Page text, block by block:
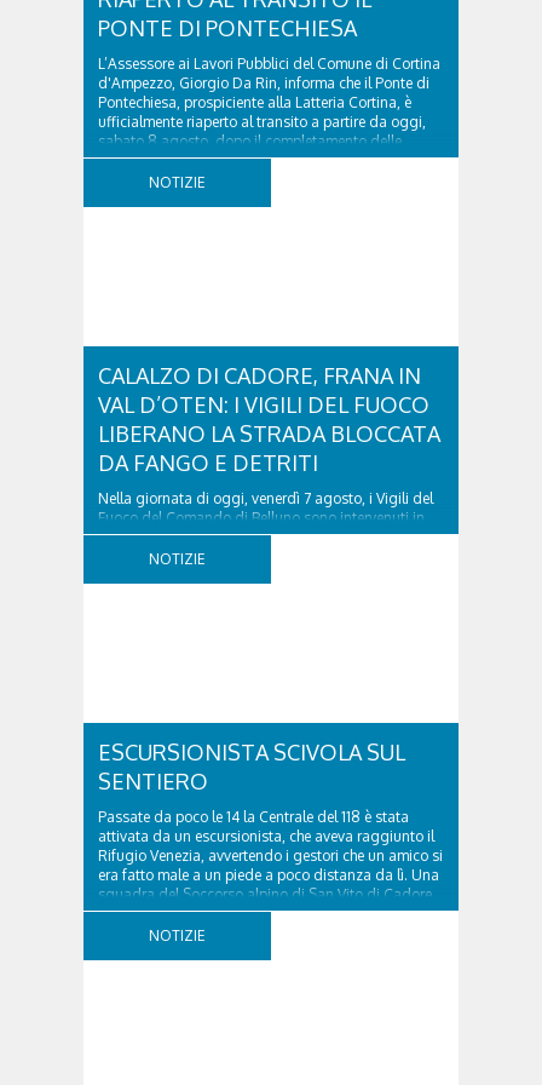
PONTE DI PONTECHIESA
L’Assessore ai Lavori Pubblici del Comune di Cortina
d'Ampezzo, Giorgio Da Rin, informa che il Ponte di
Pontechiesa, prospiciente alla Latteria Cortina, è
ufficialmente riaperto al transito a partire da oggi,
sabato 8 agosto, dopo il completamento delle
verifiche e il positivo collaudo...
NOTIZIE
CALALZO DI CADORE, FRANA IN
VAL D’OTEN: I VIGILI DEL FUOCO
LIBERANO LA STRADA BLOCCATA
DA FANGO E DETRITI
Nella giornata di oggi, venerdì 7 agosto, i Vigili del
Fuoco del Comando di Belluno sono intervenuti in
località Diassa, in Val d’Oten, nel comune di Calalzo
di Cadore, per liberare una strada rimasta bloccata
NOTIZIE
ESCURSIONISTA SCIVOLA SUL
SENTIERO
Passate da poco le 14 la Centrale del 118 è stata
attivata da un escursionista, che aveva raggiunto il
Rifugio Venezia, avvertendo i gestori che un amico si
era fatto male a un piede a poco distanza da lì. Una
squadra del Soccorso alpino di San Vito di Cadore
ha quindi raggiunto l'infortunato...
NOTIZIE